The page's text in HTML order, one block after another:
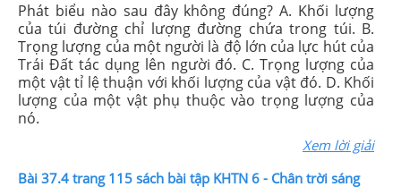
Phát biểu nào sau đây không đúng? A. Khối lượng
của túi đường chỉ lượng đường chứa trong túi. B.
Trọng lượng của một người là độ lớn của lực hút của
Trái Đất tác dụng lên người đó. C. Trọng lượng của
một vật tỉ lệ thuận với khối lượng của vật đó. D. Khối
lượng của một vật phụ thuộc vào trọng lượng của
nó.
Xem lời giải
Bài 37.4 trang 115 sách bài tập KHTN 6 - Chân trời sáng